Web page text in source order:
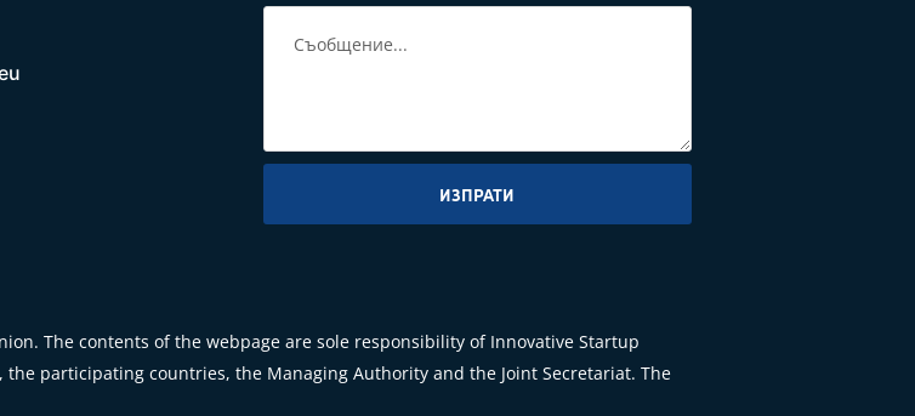
ИЗПРАТИ
The contents of the webpage are sole responsibility of Innovative Startup
participating countries, the Managing Authority and the Joint Secretariat. The